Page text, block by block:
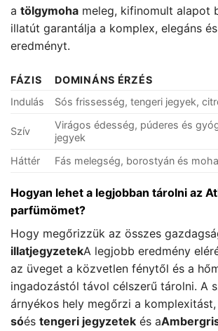
a tölgymoha meleg, kifinomult alapot
illatút garantálja a komplex, elegáns
eredményt.
FÁZIS
DOMINÁNS ÉRZÉS
Indulás
Sós frissesség, tengeri jegyek,
Szív
Virágos édesség, púderes és
jegyek
Háttér
Fás melegség, borostyán és
Hogyan lehet a legjobban tárolni az
parfümömet?
Hogy megőrizzük az összes
illatjegyzetekA legjobb eredmény
az üveget a közvetlen fénytől és a
ingadozástól távol célszerű tárolni. A
árnyékos hely megőrzi a
sóés tengeri jegyzetek és a